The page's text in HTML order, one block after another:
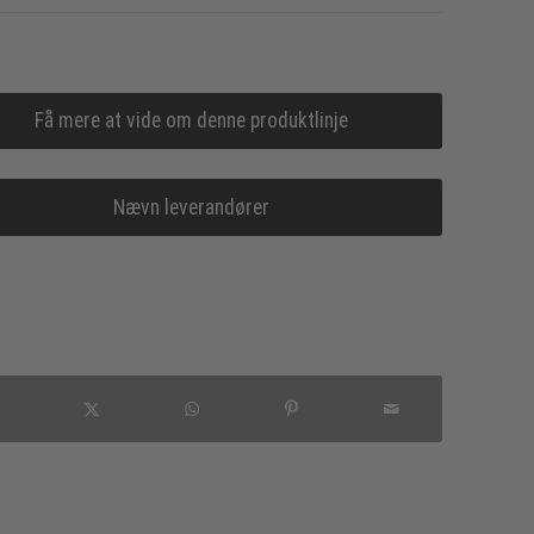
Få mere at vide om denne produktlinje
Nævn leverandører